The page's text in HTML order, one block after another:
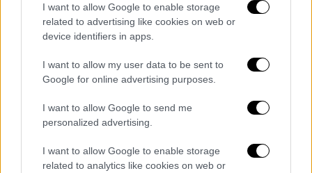
I want to allow Google to enable storage
related to advertising like cookies on web or
device identifiers in apps.
I want to allow my user data to be sent to
Google for online advertising purposes.
I want to allow Google to send me
personalized advertising.
I want to allow Google to enable storage
related to analytics like cookies on web or
Ελλάδα|23.10.2025 10:31
Ανήλικος υπέστη ανακοπή σε
γυμναστήριο στον Άλιμο - Νοσηλεύεται
σε ΜΕΘ του «Αγία Σοφία»
Έρευνα για τα αίτια του περιστατικού